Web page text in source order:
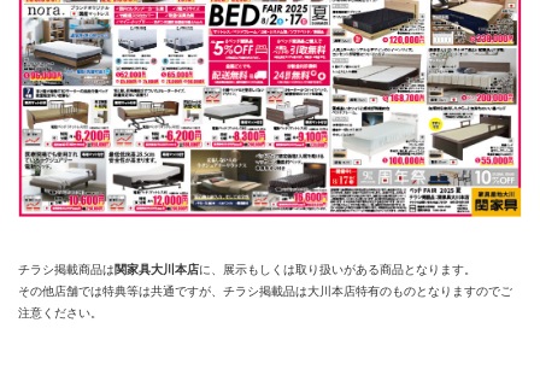
チラシ掲載商品は関家具大川本店に、展示もしくは取り扱いがある商品となります。
その他店舗では特典等は共通ですが、チラシ掲載品は大川本店特有のものとなりますのでご
注意ください。